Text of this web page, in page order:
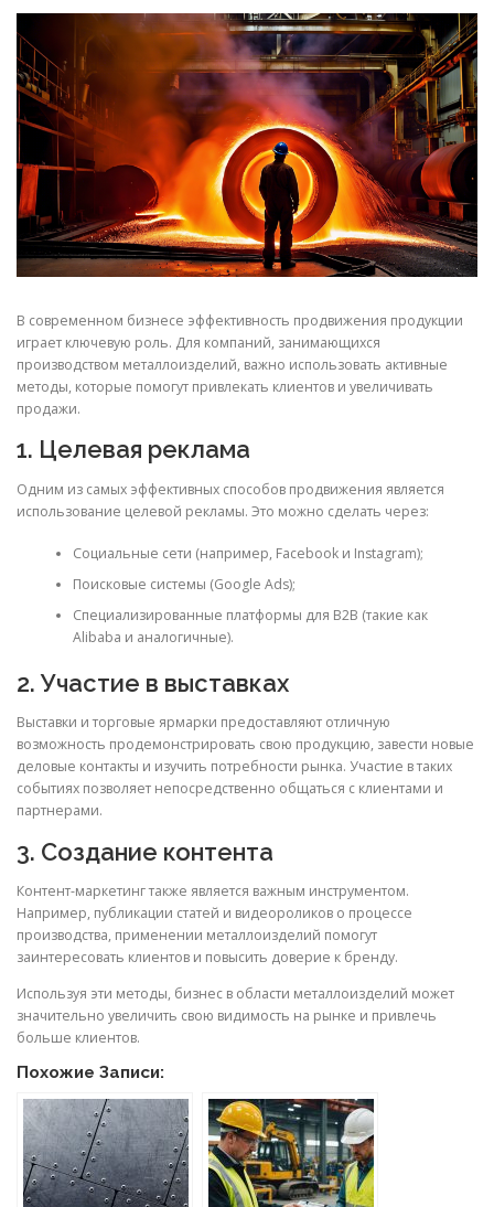
СТАТЬИ
В современном бизнесе эффективность продвижения продукции
играет ключевую роль. Для компаний, занимающихся
производством металлоизделий, важно использовать активные
методы, которые помогут привлекать клиентов и увеличивать
продажи.
1. Целевая реклама
Одним из самых эффективных способов продвижения является
использование целевой рекламы. Это можно сделать через:
Социальные сети (например, Facebook и Instagram);
Поисковые системы (Google Ads);
Специализированные платформы для B2B (такие как
Alibaba и аналогичные).
2. Участие в выставках
Выставки и торговые ярмарки предоставляют отличную
возможность продемонстрировать свою продукцию, завести новые
деловые контакты и изучить потребности рынка. Участие в таких
событиях позволяет непосредственно общаться с клиентами и
партнерами.
3. Создание контента
Контент-маркетинг также является важным инструментом.
Например, публикации статей и видеороликов о процессе
производства, применении металлоизделий помогут
заинтересовать клиентов и повысить доверие к бренду.
Используя эти методы, бизнес в области металлоизделий может
значительно увеличить свою видимость на рынке и привлечь
больше клиентов.
Похожие Записи: